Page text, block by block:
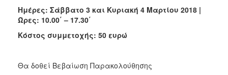
Ημέρες: Σάββατο 3 και Κυριακή 4 Μαρτίου 2018 |
Ώρες: 10.00΄ – 17.30΄
Κόστος συμμετοχής: 50 ευρώ
Θα δοθεί Βεβαίωση Παρακολούθησης